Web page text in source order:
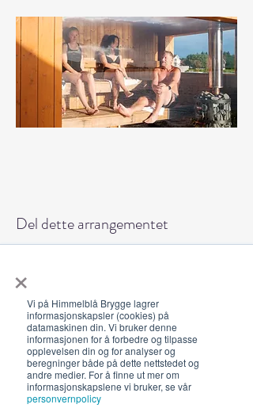
×
Vi på Himmelblå Brygge lagrer
informasjonskapsler (cookies) på
datamaskinen din. Vi bruker denne
informasjonen for å forbedre og tilpasse
opplevelsen din og for analyser og
beregninger både på dette nettstedet og
andre medier. For å finne ut mer om
informasjonskapslene vi bruker, se vår
personvernpolicy
Del dette arrangementet
Åpningstider 2026
19. juni - 5. august 12-23 (02)
Lunsj 12-16:30 | Middag 18:30
Fra 30.7 begrenset servering